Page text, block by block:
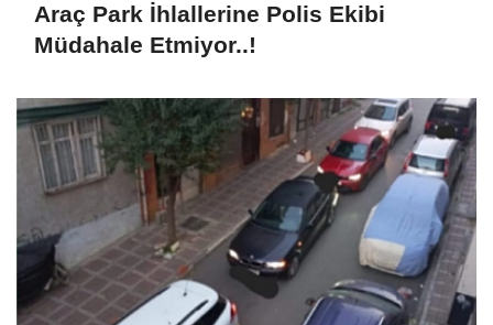
Araç Park İhlallerine Polis Ekibi
Müdahale Etmiyor..!